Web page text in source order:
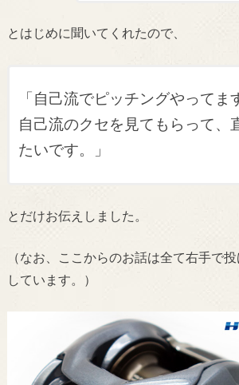
とはじめに聞いてくれたので、
「自己流でピッチングやってま
自己流のクセを見てもらって、
たいです。」
とだけお伝えしました。
（なお、ここからのお話は全て右手で
しています。）